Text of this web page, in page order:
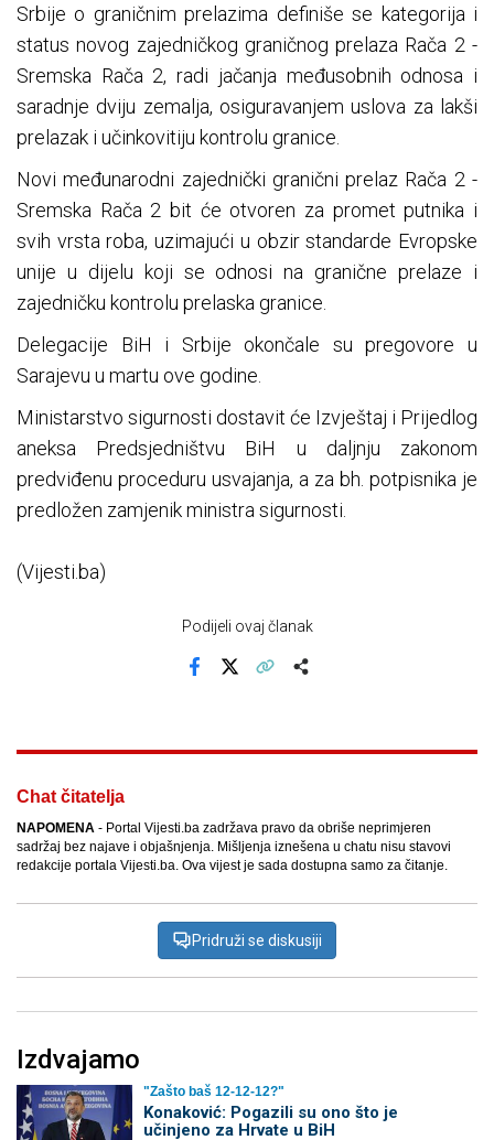
Srbije o graničnim prelazima definiše se kategorija i
status novog zajedničkog graničnog prelaza Rača 2 -
Sremska Rača 2, radi jačanja međusobnih odnosa i
saradnje dviju zemalja, osiguravanjem uslova za lakši
prelazak i učinkovitiju kontrolu granice.
Novi međunarodni zajednički granični prelaz Rača 2 -
Sremska Rača 2 bit će otvoren za promet putnika i
svih vrsta roba, uzimajući u obzir standarde Evropske
unije u dijelu koji se odnosi na granične prelaze i
zajedničku kontrolu prelaska granice.
Delegacije BiH i Srbije okončale su pregovore u
Sarajevu u martu ove godine.
Ministarstvo sigurnosti dostavit će Izvještaj i Prijedlog
aneksa Predsjedništvu BiH u daljnju zakonom
predviđenu proceduru usvajanja, a za bh. potpisnika je
predložen zamjenik ministra sigurnosti.
(Vijesti.ba)
Podijeli ovaj članak
Chat čitatelja
NAPOMENA - Portal Vijesti.ba zadržava pravo da obriše neprimjeren
sadržaj bez najave i objašnjenja. Mišljenja iznešena u chatu nisu stavovi
redakcije portala Vijesti.ba. Ova vijest je sada dostupna samo za čitanje.
Pridruži se diskusiji
Izdvajamo
"Zašto baš 12-12-12?"
Konaković: Pogazili su ono što je
učinjeno za Hrvate u BiH